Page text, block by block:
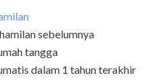
sebelumnya
tangga
dalam 1 tahun terakhir